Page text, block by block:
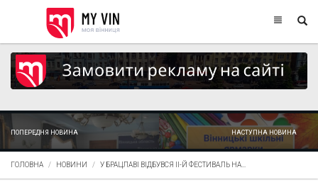
ПОПЕРЕДНЯ НОВИНА НАСТУПНА НОВИНА
ГОЛОВНА НОВИНИ У БРАЦЛАВІ ВІДБУВСЯ ІІ-Й ФЕСТИВАЛЬ НА...